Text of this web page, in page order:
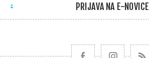
PRIJAVA NA E-NOVICE